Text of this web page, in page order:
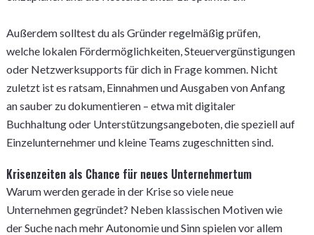
Außerdem solltest du als Gründer regelmäßig prüfen,
welche lokalen Fördermöglichkeiten, Steuervergünstigungen
oder Netzwerksupports für dich in Frage kommen. Nicht
zuletzt ist es ratsam, Einnahmen und Ausgaben von Anfang
an sauber zu dokumentieren – etwa mit digitaler
Buchhaltung oder Unterstützungsangeboten, die speziell auf
Einzelunternehmer und kleine Teams zugeschnitten sind.
Krisenzeiten als Chance für neues Unternehmertum
Warum werden gerade in der Krise so viele neue
Unternehmen gegründet? Neben klassischen Motiven wie
der Suche nach mehr Autonomie und Sinn spielen vor allem